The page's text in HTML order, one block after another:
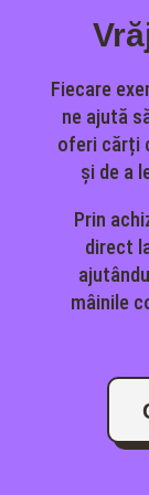
Fiecare
ne ajută
oferi cărți
și de a
Prin
direct
mâinile